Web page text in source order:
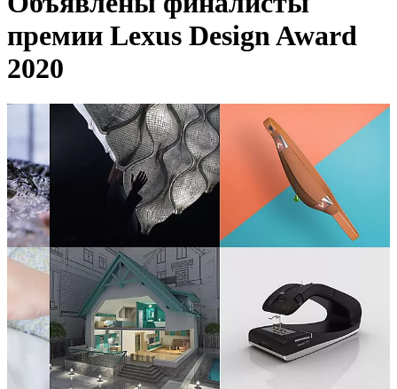
премии Lexus Design Award
2020